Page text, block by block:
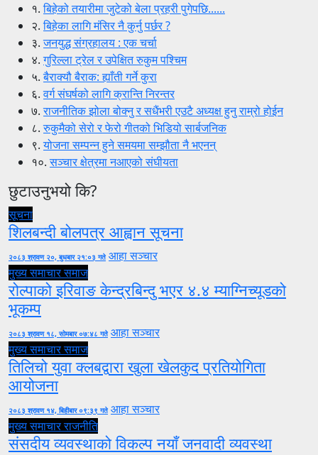
१.बिहेको तयारीमा जुटेको बेला प्रहरी पुगेपछि......
२.बिहेका लागि मंसिर नै कुर्नु पर्छर ?
३.जनयुद्ध संग्रहालय : एक चर्चा
४.गुरिल्ला ट्रेल र उपेक्षित रुकुम पश्चिम
५.बैराक्यौ बैराक: ह्याँती गर्ने कुरा
६.वर्ग संघर्षको लागि क्रान्ति निरन्तर
७.राजनीतिक झोला बोक्नु र सधैंभरी एउटै अध्यक्ष हुनु राम्रो होईन
८.रुकुमैको सेरो र फेरो गीतको भिडियो सार्बजनिक
९.योजना सम्पन्न हुने समयमा सम्झौता नै भएनन्
१०.सञ्चार क्षेत्रमा नआएको संघीयता
छुटाउनुभयो कि?
सूचना
शिलबन्दी बोलपत्र आह्वान सूचना
२०८३ श्रावण २०, बुधबार २१:०३ गते आहा सञ्चार
मुख्य समाचारसमाज
रोल्पाको इरिवाङ केन्द्रबिन्दु भएर ४.४ म्याग्निच्यूडको
भूकम्प
२०८३ श्रावण १८, सोमबार ०७:४८ गते आहा सञ्चार
मुख्य समाचारसमाज
तिलिचो युवा क्लबद्वारा खुला खेलकुद प्रतियोगिता
आयोजना
२०८३ श्रावण १४, बिहीबार ०९:३९ गते आहा सञ्चार
मुख्य समाचारराजनीति
संसदीय व्यवस्थाको विकल्प नयाँ जनवादी व्यवस्था